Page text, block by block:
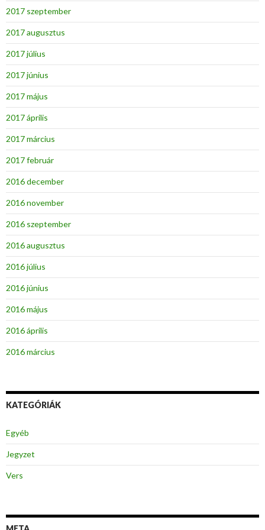
2017 szeptember
2017 augusztus
2017 július
2017 június
2017 május
2017 április
2017 március
2017 február
2016 december
2016 november
2016 szeptember
2016 augusztus
2016 július
2016 június
2016 május
2016 április
2016 március
KATEGÓRIÁK
Egyéb
Jegyzet
Vers